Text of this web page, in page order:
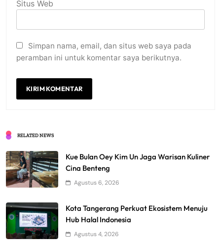
Situs Web
Simpan nama, email, dan situs web saya pada
peramban ini untuk komentar saya berikutnya.
RELATED NEWS
Kue Bulan Oey Kim Un Jaga Warisan Kuliner
Cina Benteng
Agustus 6, 2026
Kota Tangerang Perkuat Ekosistem Menuju
Hub Halal Indonesia
Agustus 4, 2026